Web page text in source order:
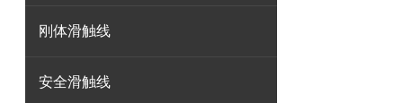
刚体滑触线
安全滑触线